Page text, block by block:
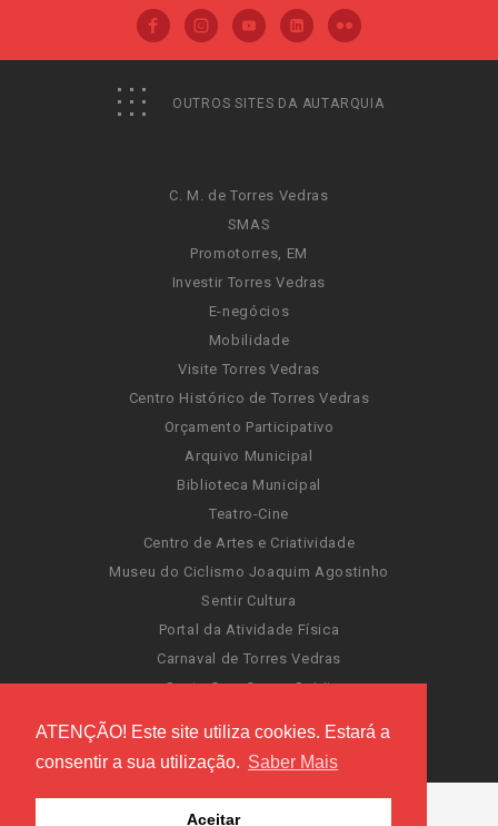
ATENÇÃO! Este site utiliza cookies. Estará a
consentir a sua utilização. Saber Mais
Aceitar
OUTROS SITES DA AUTARQUIA
C. M. de Torres Vedras
SMAS
Promotorres, EM
Investir Torres Vedras
E-negócios
Mobilidade
Visite Torres Vedras
Centro Histórico de Torres Vedras
Orçamento Participativo
Arquivo Municipal
Biblioteca Municipal
Teatro-Cine
Centro de Artes e Criatividade
Museu do Ciclismo Joaquim Agostinho
Sentir Cultura
Portal da Atividade Física
Carnaval de Torres Vedras
Santa Cruz Ocean Spirit